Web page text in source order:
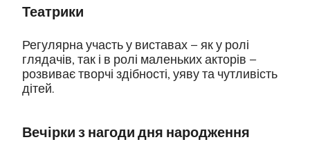
Театрики
Регулярна участь у виставах – як у ролі
глядачів, так і в ролі маленьких акторів –
розвиває творчі здібності, уяву та чутливість
дітей.
Вечірки з нагоди дня народження